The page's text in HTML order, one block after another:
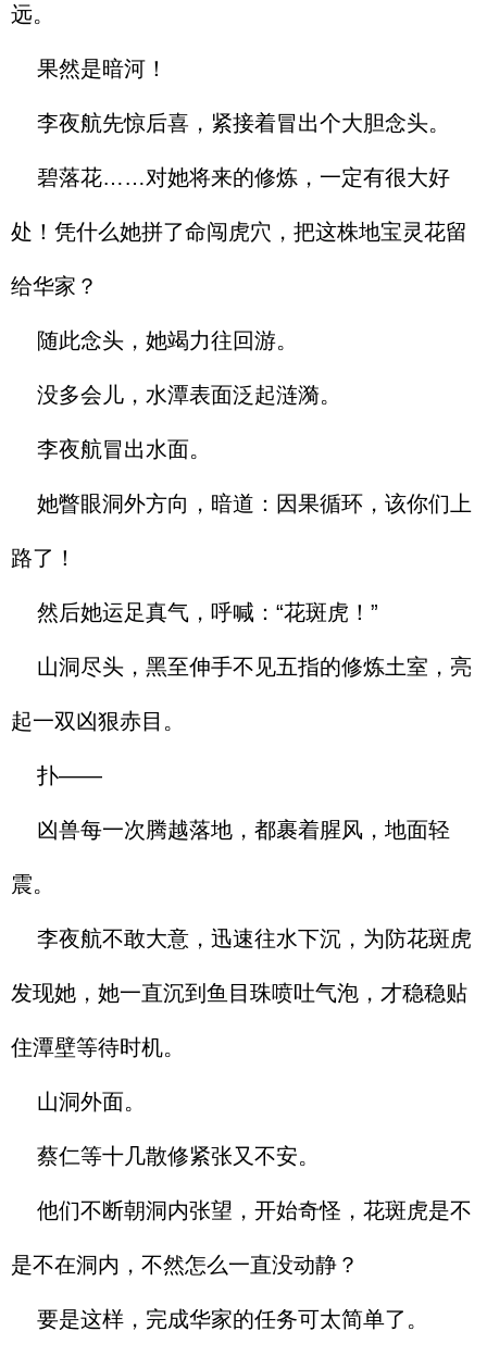
远。
果然是暗河！
李夜航先惊后喜，紧接着冒出个大胆念头。
碧落花……对她将来的修炼，一定有很大好
处！凭什么她拼了命闯虎穴，把这株地宝灵花留
给华家？
随此念头，她竭力往回游。
没多会儿，水潭表面泛起涟漪。
李夜航冒出水面。
她瞥眼洞外方向，暗道：因果循环，该你们上
路了！
然后她运足真气，呼喊：“花斑虎！”
山洞尽头，黑至伸手不见五指的修炼土室，亮
起一双凶狠赤目。
扑——
凶兽每一次腾越落地，都裹着腥风，地面轻
震。
李夜航不敢大意，迅速往水下沉，为防花斑虎
发现她，她一直沉到鱼目珠喷吐气泡，才稳稳贴
住潭壁等待时机。
山洞外面。
蔡仁等十几散修紧张又不安。
他们不断朝洞内张望，开始奇怪，花斑虎是不
是不在洞内，不然怎么一直没动静？
要是这样，完成华家的任务可太简单了。